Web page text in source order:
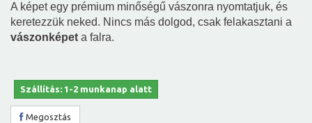
A képet egy prémium minőségű vászonra nyomtatjuk, és
keretezzük neked. Nincs más dolgod, csak felakasztani a
vászonképet a falra.
Szállítás: 1-2 munkanap alatt
Megosztás